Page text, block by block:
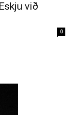
við
0